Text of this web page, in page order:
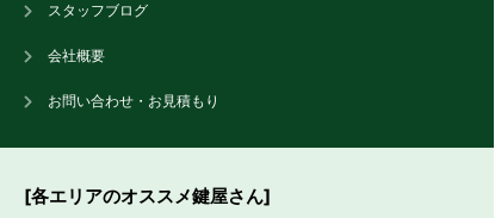
スタッフブログ
会社概要
お問い合わせ・お見積もり
[各エリアのオススメ鍵屋さん]